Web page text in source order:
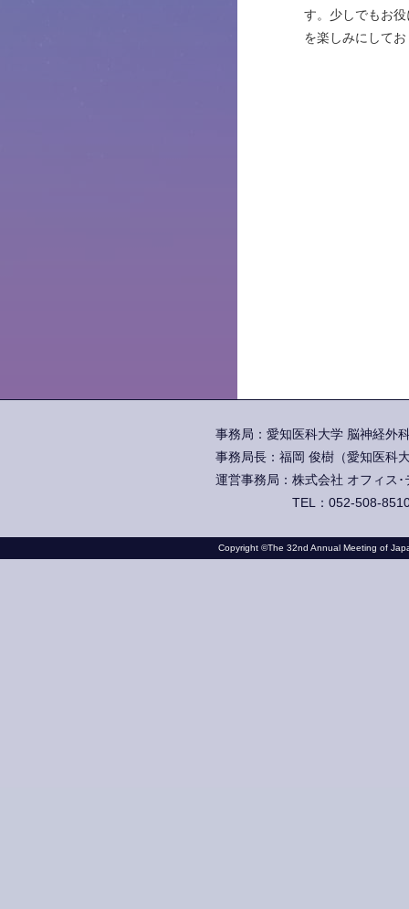
す。少しでもお
を楽しみにして
事務局：愛知医科大学 脳神経
事務局長：福岡 俊樹（愛知医科
運営事務局：株式会社 オフィス
TEL：052-508-
Copyright ©The 32nd Annual Meeting of